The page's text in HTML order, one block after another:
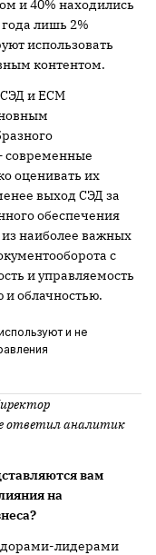
и 40% находились
лишь 2%
использовать
контентом.
и ECM
современные
оценивать их
выход СЭД за
обеспечения
наиболее важных
с
и управляемость
и облачностью.
и не
ответил аналитик
вам
на
лидерами